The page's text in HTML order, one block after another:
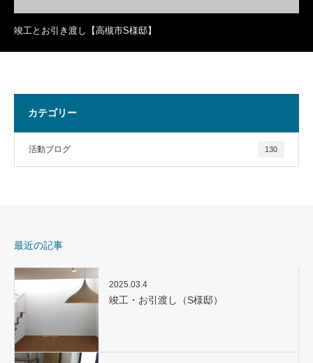
竣工とお引き渡し【高槻市S様邸】
カテゴリー
活動ブログ 130
最近の記事
2025.03.4
竣工・お引渡し（S様邸）